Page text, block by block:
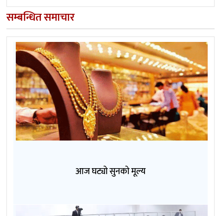
सम्बन्धित समाचार
आज घट्यो सुनको मूल्य